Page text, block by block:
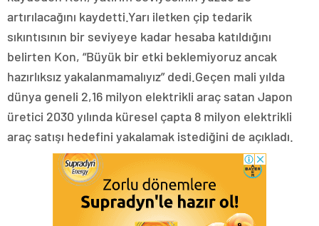
artırılacağını kaydetti.Yarı iletken çip tedarik
sıkıntısının bir seviyeye kadar hesaba katıldığını
belirten Kon, “Büyük bir etki beklemiyoruz ancak
hazırlıksız yakalanmamalıyız” dedi.Geçen mali yılda
dünya geneli 2,16 milyon elektrikli araç satan Japon
üretici 2030 yılında küresel çapta 8 milyon elektrikli
araç satışı hedefini yakalamak istediğini de açıkladı.